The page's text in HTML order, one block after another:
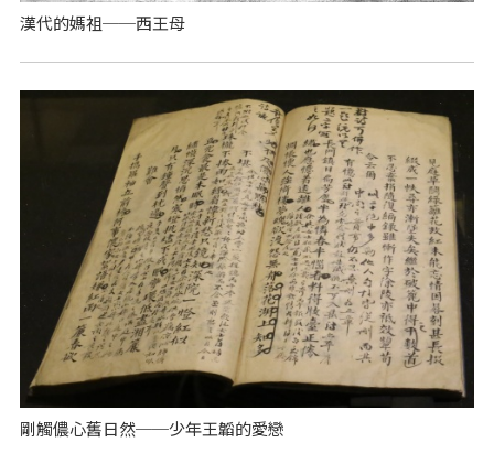
漢代的媽祖──西王母
剛觸儂心舊日然──少年王韜的愛戀